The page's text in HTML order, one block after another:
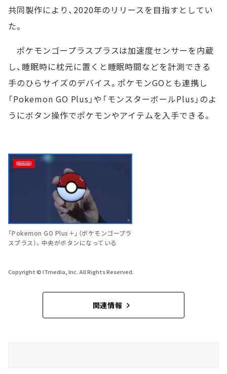
共同製作により、2020年のリリースを目指すとしてい
た。
ポケモンゴープラスプラスは加速度センサーを内蔵
し、睡眠時に枕元に置くと睡眠時間などを計測できる
手のひらサイズのデバイス。ポケモンGOとも連携し
「Pokemon GO Plus」や「モンスターボールPlus」のよ
うにボタン操作でポケモンやアイテムを入手できる。
「Pokemon GO Plus＋」（ポケモンゴープラ
スプラス）。中央がボタンになっている
Copyright © ITmedia, Inc. All Rights Reserved.
関連情報